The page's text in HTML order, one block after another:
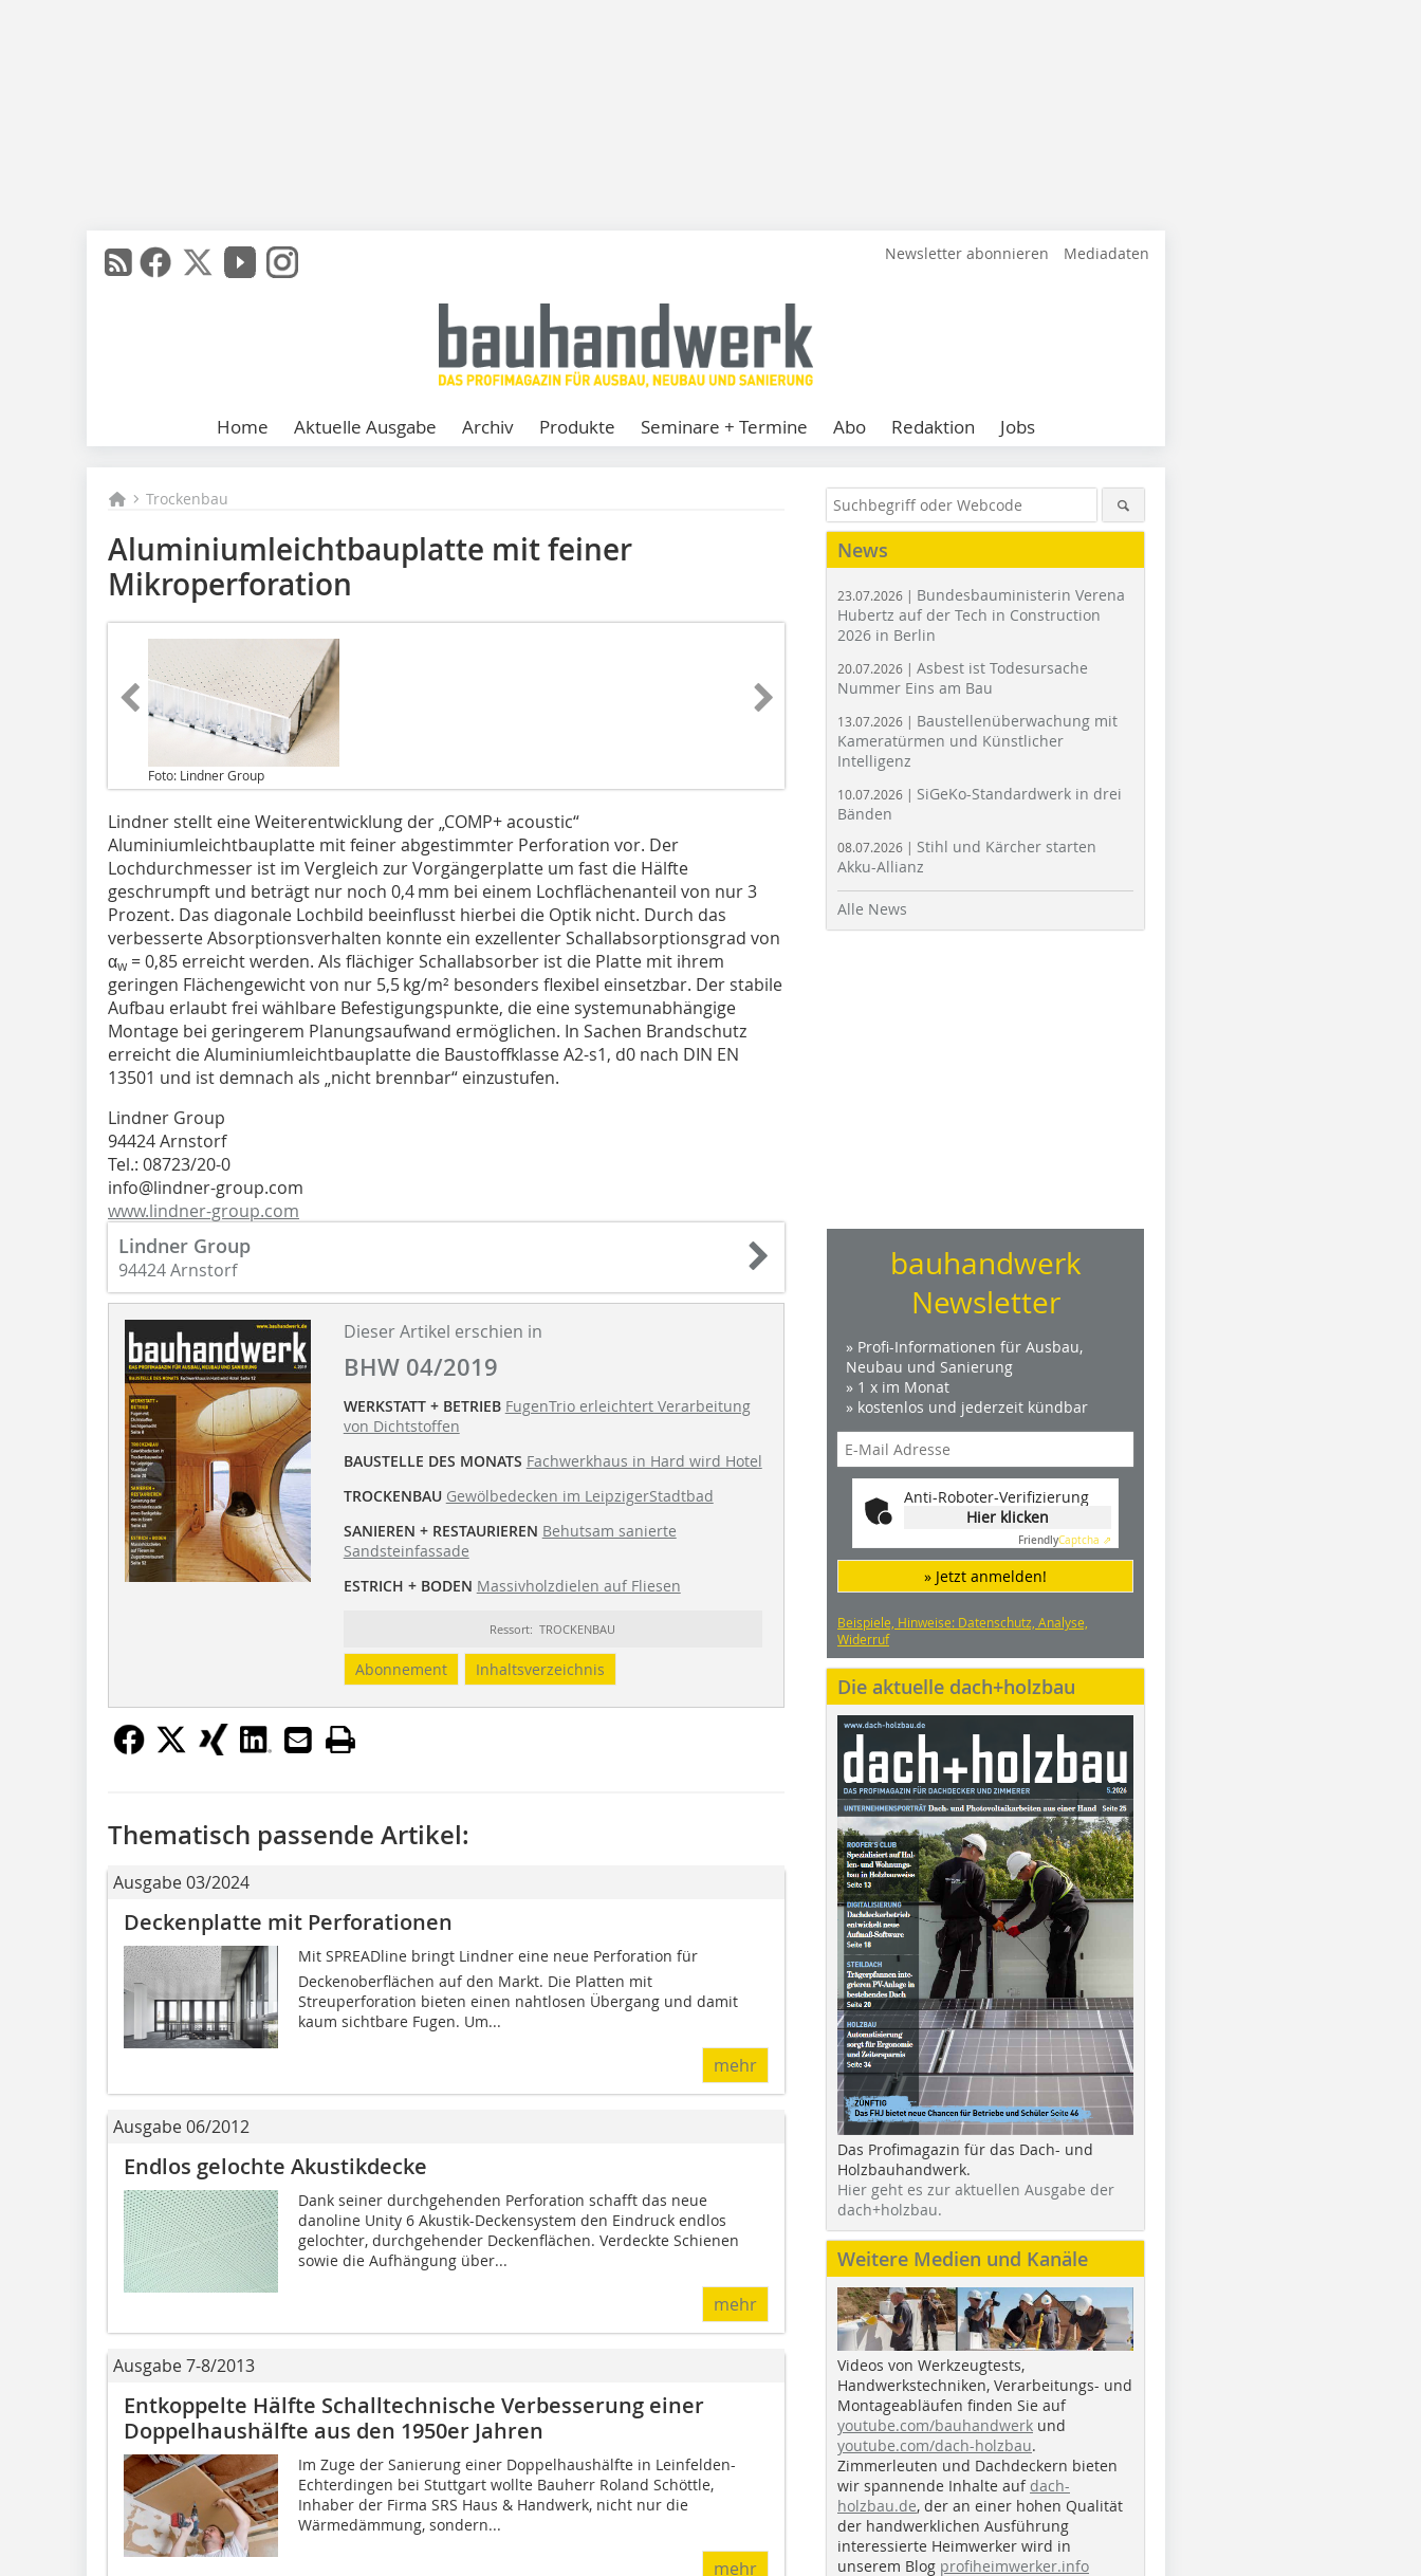
Newsletter abonnieren Mediadaten
Home Aktuelle Ausgabe Archiv Produkte Seminare + Termine Abo Redaktion Jobs
Trockenbau
Aluminiumleichtbauplatte mit feiner
Mikroperforation
Foto: Lindner Group
Lindner stellt eine Weiterentwicklung der „COMP+ acoustic“
Aluminiumleichtbauplatte mit feiner abgestimmter Perforation vor. Der
Lochdurchmesser ist im Vergleich zur Vorgängerplatte um fast die Hälfte
geschrumpft und beträgt nur noch 0,4 mm bei einem Lochflächenanteil von nur 3
Prozent. Das diagonale Lochbild beeinflusst hierbei die Optik nicht. Durch das
verbesserte Absorptionsverhalten konnte ein exzellenter Schallabsorptionsgrad von
αw = 0,85 erreicht werden. Als flächiger Schallabsorber ist die Platte mit ihrem
geringen Flächengewicht von nur 5,5 kg/m² besonders flexibel einsetzbar. Der stabile
Aufbau erlaubt frei wählbare Befestigungspunkte, die eine systemunabhängige
Montage bei geringerem Planungsaufwand ermöglichen. In Sachen Brandschutz
erreicht die Aluminiumleichtbauplatte die Baustoffklasse A2-s1, d0 nach DIN EN
13501 und ist demnach als „nicht brennbar“ einzustufen.
Lindner Group
94424 Arnstorf
Tel.: 08723/20-0
info@lindner-group.com
www.lindner-group.com
Lindner Group
94424 Arnstorf
Dieser Artikel erschien in
BHW 04/2019
WERKSTATT + BETRIEB FugenTrio erleichtert Verarbeitung
von Dichtstoffen
BAUSTELLE DES MONATS Fachwerkhaus in Hard wird Hotel
TROCKENBAU Gewölbedecken im LeipzigerStadtbad
SANIEREN + RESTAURIEREN Behutsam sanierte
Sandsteinfassade
ESTRICH + BODEN Massivholzdielen auf Fliesen
Ressort: TROCKENBAU
Abonnement Inhaltsverzeichnis
Thematisch passende Artikel:
Ausgabe 03/2024
Deckenplatte mit Perforationen
Mit SPREADline bringt Lindner eine neue Perforation für
Deckenoberflächen auf den Markt. Die Platten mit
Streuperforation bieten einen nahtlosen Übergang und damit
kaum sichtbare Fugen. Um...
mehr
Ausgabe 06/2012
Endlos gelochte Akustikdecke
Dank seiner durchgehenden Perforation schafft das neue
danoline Unity 6 Akustik-Deckensystem den Eindruck endlos
gelochter, durchgehender Deckenflächen. Verdeckte Schienen
sowie die Aufhängung über...
mehr
Ausgabe 7-8/2013
Entkoppelte Hälfte Schalltechnische Verbesserung einer
Doppelhaushälfte aus den 1950er Jahren
Im Zuge der Sanierung einer Doppelhaushälfte in Leinfelden-
Echterdingen bei Stuttgart wollte Bauherr Roland Schöttle,
Inhaber der Firma SRS Haus & Handwerk, nicht nur die
Wärmedämmung, sondern...
mehr
News
23.07.2026 | Bundesbauministerin Verena
Hubertz auf der Tech in Construction
2026 in Berlin
20.07.2026 | Asbest ist Todesursache
Nummer Eins am Bau
13.07.2026 | Baustellenüberwachung mit
Kameratürmen und Künstlicher
Intelligenz
10.07.2026 | SiGeKo-Standardwerk in drei
Bänden
08.07.2026 | Stihl und Kärcher starten
Akku-Allianz
Alle News
bauhandwerk
Newsletter
» Profi-Informationen für Ausbau,
Neubau und Sanierung
» 1 x im Monat
» kostenlos und jederzeit kündbar
Anti-Roboter-Verifizierung
Hier klicken
FriendlyCaptcha ⇗
» Jetzt anmelden!
Beispiele, Hinweise: Datenschutz, Analyse,
Widerruf
Die aktuelle dach+holzbau
Das Profimagazin für das Dach- und
Holzbauhandwerk.
Hier geht es zur aktuellen Ausgabe der
dach+holzbau.
Weitere Medien und Kanäle
Videos von Werkzeugtests,
Handwerkstechniken, Verarbeitungs- und
Montageabläufen finden Sie auf
youtube.com/bauhandwerk und
youtube.com/dach-holzbau.
Zimmerleuten und Dachdeckern bieten
wir spannende Inhalte auf dach-
holzbau.de, der an einer hohen Qualität
der handwerklichen Ausführung
interessierte Heimwerker wird in
unserem Blog profiheimwerker.info